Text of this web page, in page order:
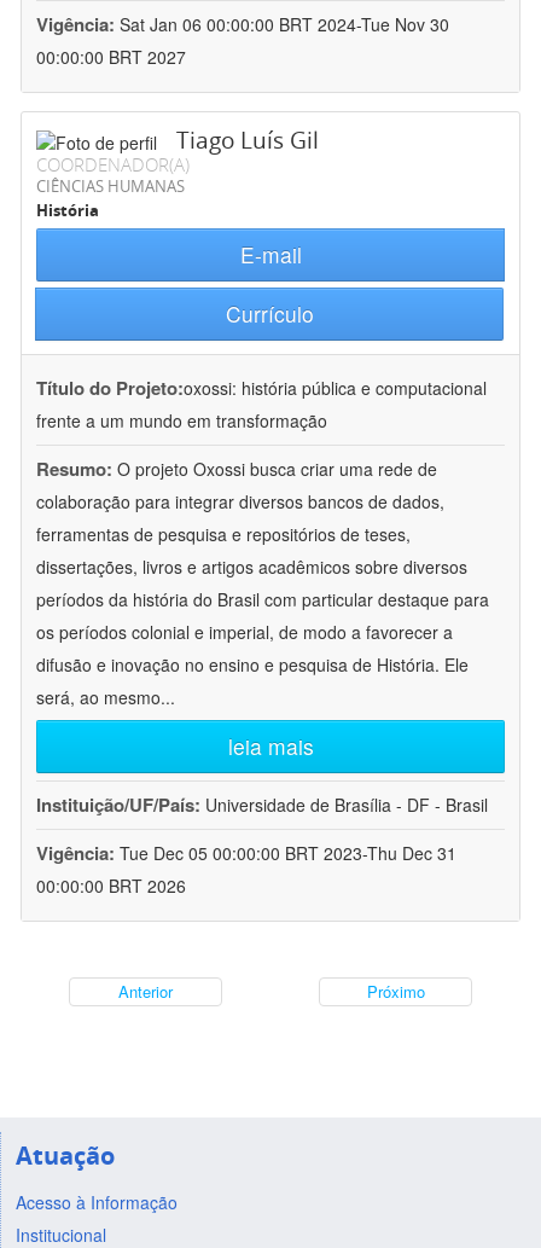
Vigência: Sat Jan 06 00:00:00 BRT 2024-Tue Nov 30
00:00:00 BRT 2027
Tiago Luís Gil
COORDENADOR(A)
CIÊNCIAS HUMANAS
História
E-mail
Currículo
Título do Projeto:oxossi: história pública e computacional
frente a um mundo em transformação
Resumo: O projeto Oxossi busca criar uma rede de
colaboração para integrar diversos bancos de dados,
ferramentas de pesquisa e repositórios de teses,
dissertações, livros e artigos acadêmicos sobre diversos
períodos da história do Brasil com particular destaque para
os períodos colonial e imperial, de modo a favorecer a
difusão e inovação no ensino e pesquisa de História. Ele
será, ao mesmo...
leia mais
Instituição/UF/País: Universidade de Brasília - DF - Brasil
Vigência: Tue Dec 05 00:00:00 BRT 2023-Thu Dec 31
00:00:00 BRT 2026
Anterior Próximo
Atuação
Acesso à Informação
Institucional